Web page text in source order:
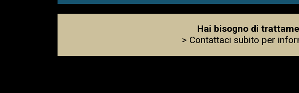
Hai bisogno di
> Contattaci subito per